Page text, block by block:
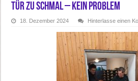
Tür zu schmal – kein Problem
18. Dezember 2024 Hinterlasse einen